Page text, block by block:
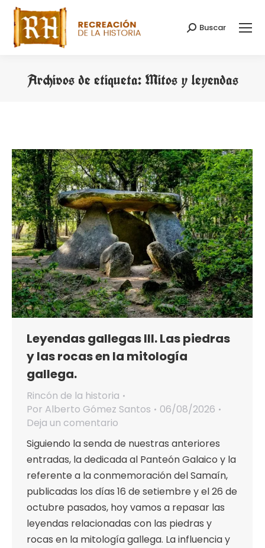
Buscar:
Buscar
Archivos de etiqueta: Mitos y leyendas
Leyendas gallegas III. Las piedras
y las rocas en la mitología
gallega.
Rincón de la historia
Por Alberto Gómez Santos
06/08/2026
Deja un comentario
Siguiendo la senda de nuestras anteriores
entradas, la dedicada al Panteón Galaico y la
referente a la conmemoración del Samaín,
publicadas los días 16 de setiembre y el 26 de
octubre pasados, hoy vamos a repasar las
leyendas relacionadas con las piedras y
rocas en la mitología gallega. La influencia y